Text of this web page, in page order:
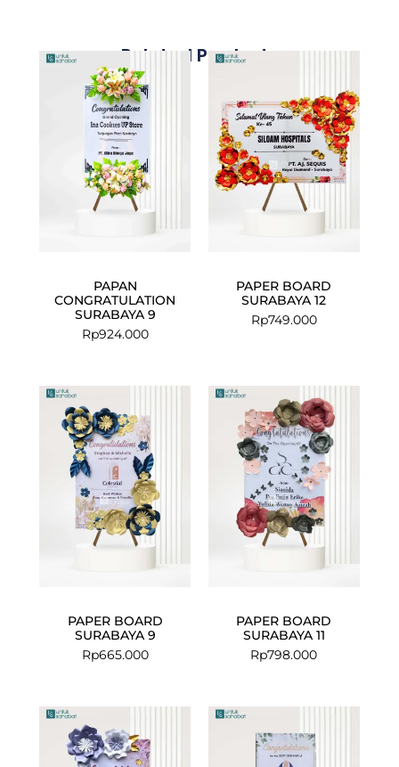
Related Products
PAPAN
CONGRATULATION
SURABAYA 9
Rp924.000
PAPER BOARD
SURABAYA 12
Rp749.000
PAPER BOARD
SURABAYA 9
Rp665.000
PAPER BOARD
SURABAYA 11
Rp798.000